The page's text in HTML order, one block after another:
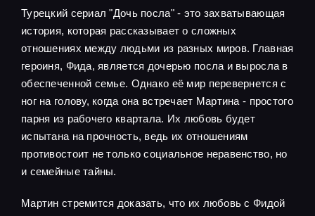
Турецкий сериал "Дочь посла" - это захватывающая
история, которая рассказывает о сложных
отношениях между людьми из разных миров. Главная
героиня, Фида, является дочерью посла и выросла в
обеспеченной семье. Однако её мир перевернется с
ног на голову, когда она встречает Мартина - простого
парня из рабочего квартала. Их любовь будет
испытана на прочность, ведь их отношениям
противостоит не только социальное неравенство, но
и семейные тайны.
Мартин стремится доказать, что их любовь с Фидой